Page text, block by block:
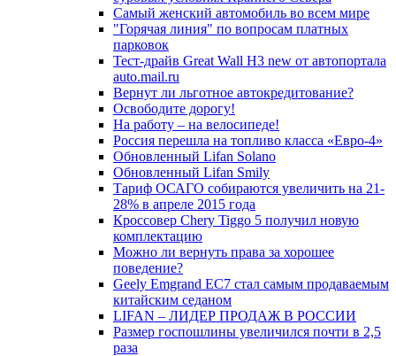
Самый женский автомобиль во всем мире
"Горячая линия" по вопросам платных
парковок
Тест-драйв Great Wall H3 new от автопортала
auto.mail.ru
Вернут ли льготное автокредитование?
Освободите дорогу!
На работу – на велосипеде!
Россия перешла на топливо класса «Евро-4»
Обновленный Lifan Solano
Обновленный Lifan Smily
Тариф ОСАГО собираются увеличить на 21-
28% в апреле 2015 года
Кроссовер Chery Tiggo 5 получил новую
комплектацию
Можно ли вернуть права за хорошее
поведение?
Geely Emgrand EC7 стал самым продаваемым
китайским седаном
LIFAN – ЛИДЕР ПРОДАЖ В РОССИИ
Размер госпошлины увеличился почти в 2,5
раза